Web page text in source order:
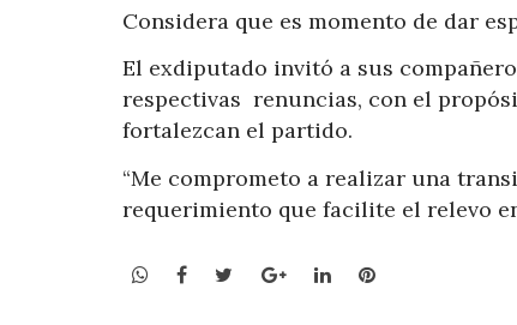
Considera que es momento de dar
El exdiputado invitó a sus
respectivas renuncias, con el
fortalezcan el partido.
“Me comprometo a realizar una
requerimiento que facilite el relevo
WhatsApp
Facebook
TwitterGoogle+LinkedInPinterest